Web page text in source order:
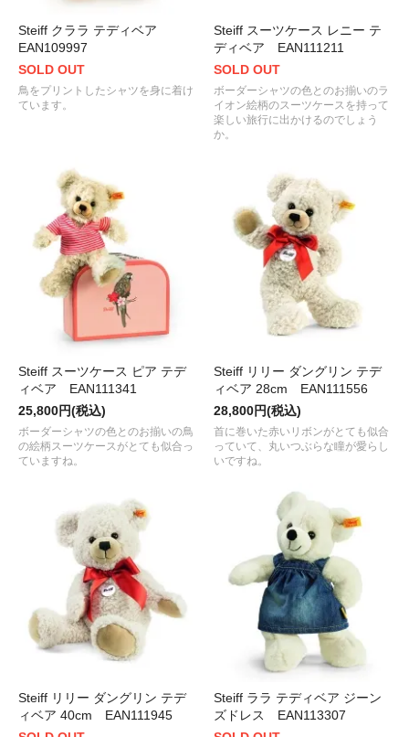
Steiff クララ テディベア
EAN109997
SOLD OUT
鳥をプリントしたシャツを身に着け
ています。
Steiff スーツケース レニー テ
ディベア EAN111211
SOLD OUT
ボーダーシャツの色とのお揃いのラ
イオン絵柄のスーツケースを持って
楽しい旅行に出かけるのでしょう
か。
Steiff スーツケース ピア テデ
ィベア EAN111341
25,800円(税込)
ボーダーシャツの色とのお揃いの鳥
の絵柄スーツケースがとても似合っ
ていますね。
Steiff リリー ダングリン テデ
ィベア 28cm EAN111556
28,800円(税込)
首に巻いた赤いリボンがとても似合
っていて、丸いつぶらな瞳が愛らし
いですね。
Steiff リリー ダングリン テデ
ィベア 40cm EAN111945
Steiff ララ テディベア ジーン
ズドレス EAN113307